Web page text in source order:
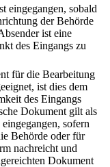
eingegangen, sobald
der Behörde
ist eine
des Eingangs zu
für die Bearbeitung
ist dies dem
des Eingangs
Dokument gilt als
sofern
Behörde oder für
nachreicht und
Dokument